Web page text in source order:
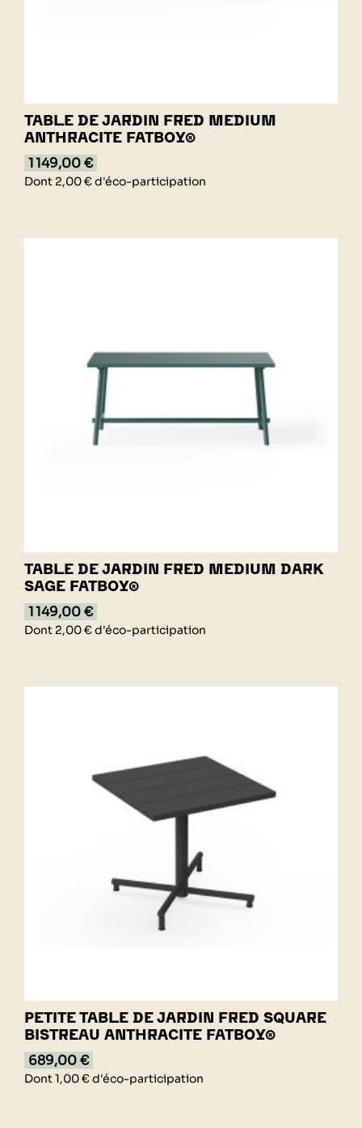
TABLE DE JARDIN FRED MEDIUM
ANTHRACITE FATBOY®
1 149,00 €
Dont 2,00 € d'éco-participation
TABLE DE JARDIN FRED MEDIUM DARK
SAGE FATBOY®
1 149,00 €
Dont 2,00 € d'éco-participation
PETITE TABLE DE JARDIN FRED SQUARE
BISTREAU ANTHRACITE FATBOY®
689,00 €
Dont 1,00 € d'éco-participation